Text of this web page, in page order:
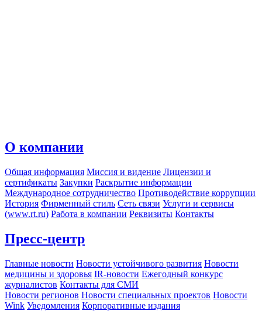
О компании
Общая информация Миссия и видение Лицензии и
сертификаты Закупки Раскрытие информации
Международное сотрудничество Противодействие коррупции
История Фирменный стиль Сеть связи Услуги и сервисы
(www.rt.ru) Работа в компании Реквизиты Контакты
Пресс-центр
Главные новости Новости устойчивого развития Новости
медицины и здоровья IR-новости Ежегодный конкурс
журналистов Контакты для СМИ
Новости регионов Новости специальных проектов Новости
Wink Уведомления Корпоративные издания